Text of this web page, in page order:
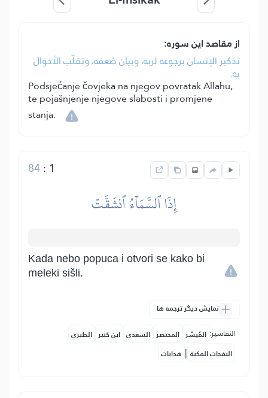
از مقاصد این سوره:
تذكير الإنسان برجوعه لربه، وبيان ضعفه، وتقلّب الأحوال
به.
Podsjećanje čovjeka na njegov povratak Allahu,
te pojašnjenje njegove slabosti i promjene
stanja.
1
:
84
إِذَا ٱلسَّمَآءُ ٱنشَقَّتۡ
Kada nebo popuca i otvori se kako bi
meleki sišli.
نمایش دیگر ترجمه ها
التفاسير: المُيسَّر المختصر السعدي ابن كثير الطبري
النفحات المكية | هدايات